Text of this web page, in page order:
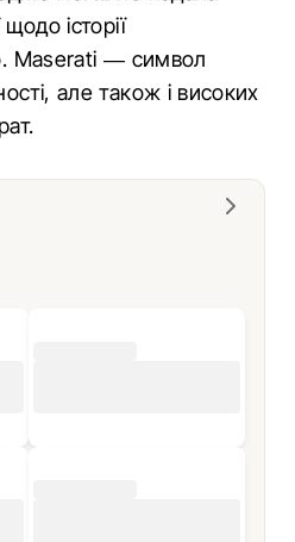
історії
Maserati — символ
але також і високих